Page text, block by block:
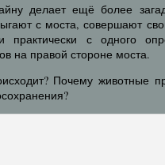
делает ещё более
с моста, совершают
с одного
на правой стороне моста.
Почему животные